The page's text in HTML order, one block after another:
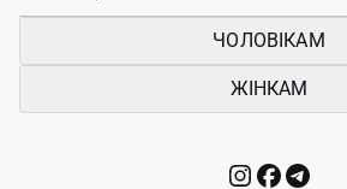
ЧОЛОВІКАМ
ЖІНКАМ